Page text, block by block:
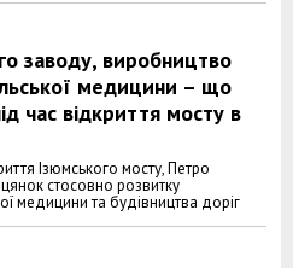
заводу, виробництво
медицини – що
час відкриття мосту в
Ізюмського мосту, Петро
стосовно розвитку
медицини та будівництва доріг